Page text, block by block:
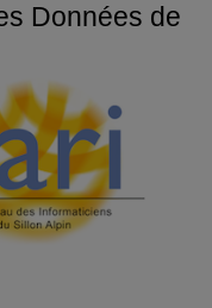
Données de